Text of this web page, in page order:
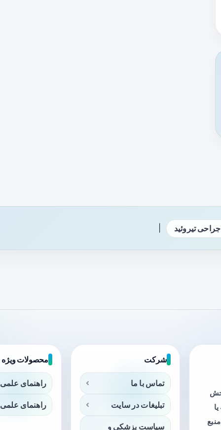
جراحی تیروئید
شرکت
تماس با ما
تبلیغات در سایت
سیاست پزشکی و
محصولات ویژه
راهنمای
راهنمای